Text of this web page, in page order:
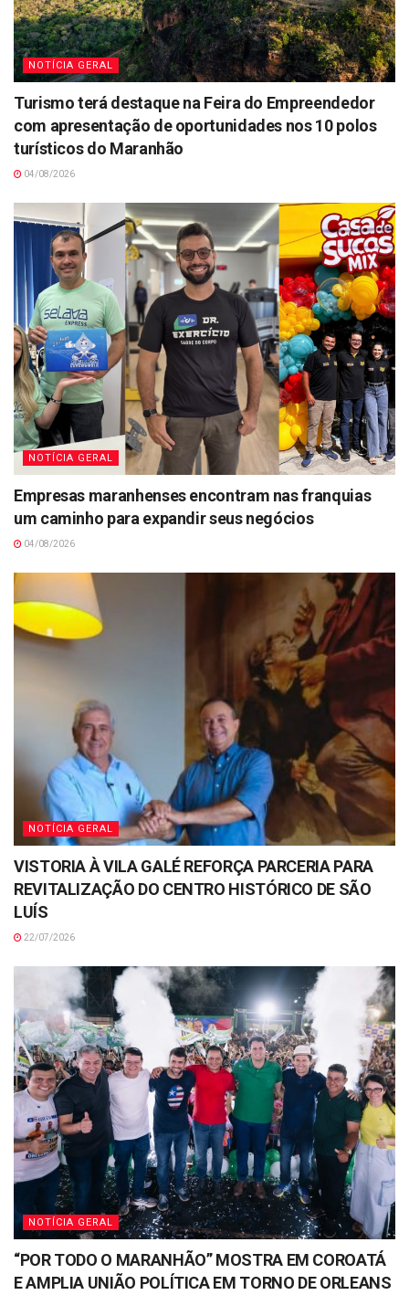
NOTÍCIA GERAL
Turismo terá destaque na Feira do Empreendedor
com apresentação de oportunidades nos 10 polos
turísticos do Maranhão
04/08/2026
NOTÍCIA GERAL
Empresas maranhenses encontram nas franquias
um caminho para expandir seus negócios
04/08/2026
NOTÍCIA GERAL
VISTORIA À VILA GALÉ REFORÇA PARCERIA PARA
REVITALIZAÇÃO DO CENTRO HISTÓRICO DE SÃO
LUÍS
22/07/2026
NOTÍCIA GERAL
“POR TODO O MARANHÃO” MOSTRA EM COROATÁ
E AMPLIA UNIÃO POLÍTICA EM TORNO DE ORLEANS